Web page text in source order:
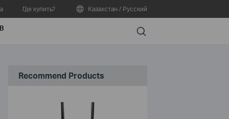
Где купить? Казахстан / Русский
Search
Recommend Products